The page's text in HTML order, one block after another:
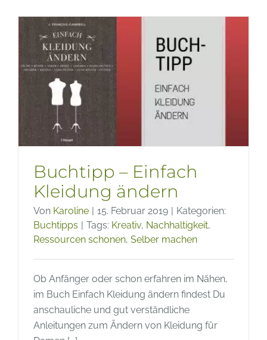
Buchtipp – Einfach
Kleidung ändern
Von Karoline | 15. Februar 2019 | Kategorien:
Buchtipps | Tags: Kreativ, Nachhaltigkeit,
Ressourcen schonen, Selber machen
Ob Anfänger oder schon erfahren im Nähen,
im Buch Einfach Kleidung ändern findest Du
anschauliche und gut verständliche
Anleitungen zum Ändern von Kleidung für